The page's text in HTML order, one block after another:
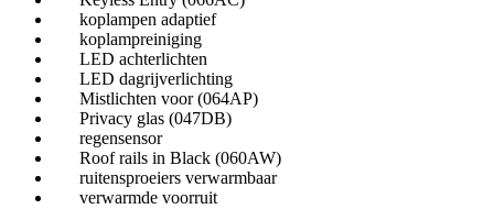
koplampen adaptief
koplampreiniging
LED achterlichten
LED dagrijverlichting
Mistlichten voor (064AP)
Privacy glas (047DB)
regensensor
Roof rails in Black (060AW)
ruitensproeiers verwarmbaar
verwarmde voorruit